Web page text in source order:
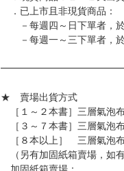
◆如遇缺貨或砍單，將另行
週一～週五 １０：００～
（假日＆國定假日休息，
．現貨商品：１～２天出
．已上市且非現貨商品：
－每週四～日下單者，於